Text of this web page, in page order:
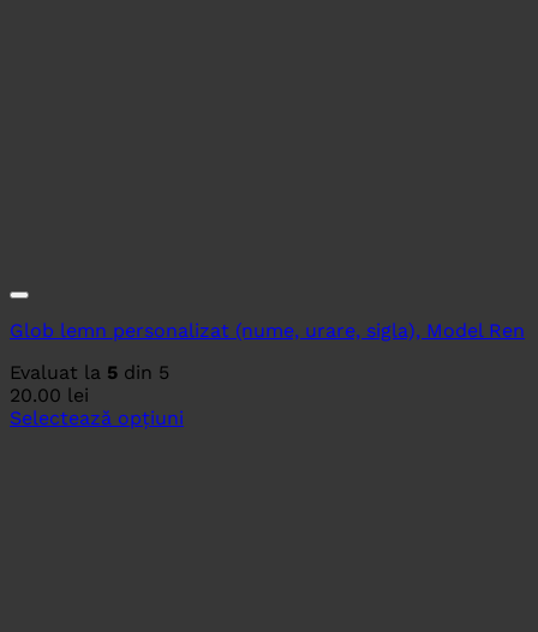
Glob lemn personalizat (nume, urare, sigla), Model Ren
Evaluat la 5 din 5
20.00 lei
Selectează opțiuni